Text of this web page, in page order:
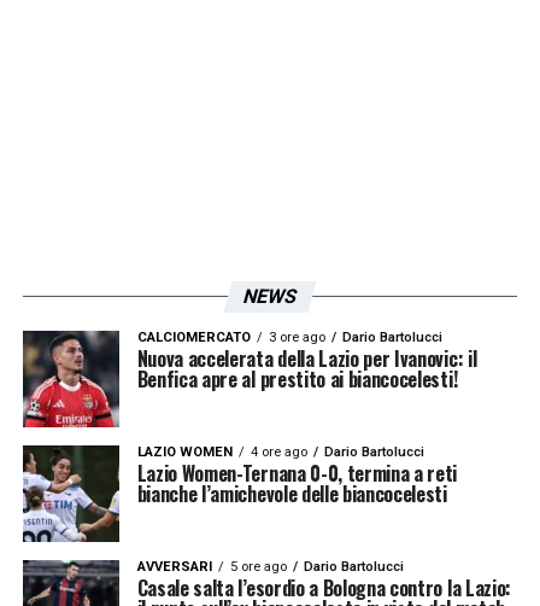
scomparsa:
«La Società Sportiva Lazio esprime il proprio
sincero cordoglio per la scomparsa di
Rocco Commisso, Presidente dell’ACF
Fiorentina. Nel corso della sua presidenza,
Rocco Commisso ha saputo costruire e
consolidare un progetto solido, restituendo
alla Fiorentina stabilità, identità e una visione
NEWS
CALCIOMERCATO 3 ore ago Dario Bartolucci
Nuova accelerata della Lazio per Ivanovic: il
Benfica apre al prestito ai biancocelesti!
LAZIO WOMEN 4 ore ago Dario Bartolucci
Lazio Women-Ternana 0-0, termina a reti
bianche l’amichevole delle biancocelesti
AVVERSARI 5 ore ago Dario Bartolucci
Casale salta l’esordio a Bologna contro la Lazio: